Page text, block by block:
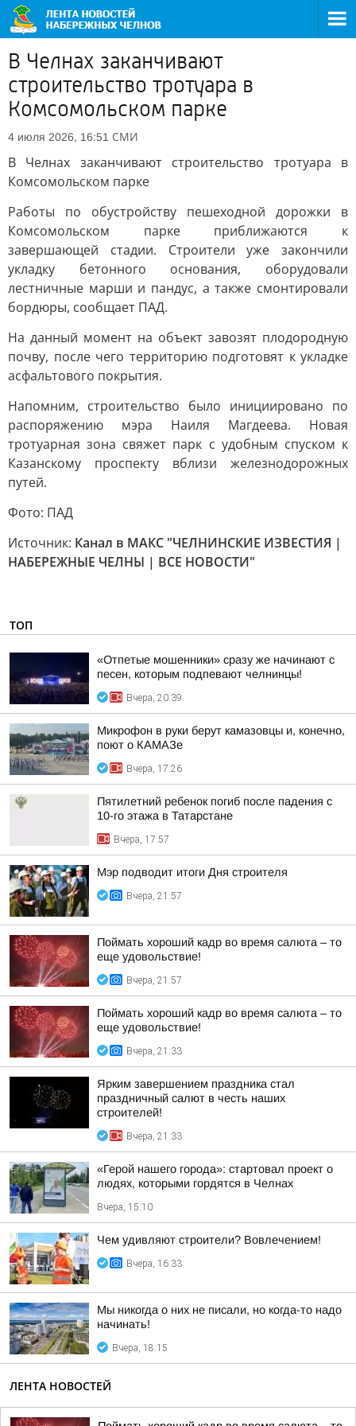
В Челнах заканчивают
строительство тротуара в
Комсомольском парке
4 июля 2026, 16:51 СМИ
В Челнах заканчивают строительство тротуара в
Комсомольском парке
Работы по обустройству пешеходной дорожки в
Комсомольском парке приближаются к
завершающей стадии. Строители уже закончили
укладку бетонного основания, оборудовали
лестничные марши и пандус, а также смонтировали
бордюры, сообщает ПАД.
На данный момент на объект завозят плодородную
почву, после чего территорию подготовят к укладке
асфальтового покрытия.
Напомним, строительство было инициировано по
распоряжению мэра Наиля Магдеева. Новая
тротуарная зона свяжет парк с удобным спуском к
Казанскому проспекту вблизи железнодорожных
путей.
Фото: ПАД
Источник: Канал в МАКС "ЧЕЛНИНСКИЕ ИЗВЕСТИЯ |
НАБЕРЕЖНЫЕ ЧЕЛНЫ | ВСЕ НОВОСТИ"
ТОП
«Отпетые мошенники» сразу же начинают с
песен, которым подпевают челнинцы!
Вчера, 20:39
Микрофон в руки берут камазовцы и, конечно,
поют о КАМАЗе
Вчера, 17:26
Пятилетний ребенок погиб после падения с
10-го этажа в Татарстане
Вчера, 17:57
Мэр подводит итоги Дня строителя
Вчера, 21:57
Поймать хороший кадр во время салюта – то
еще удовольствие!
Вчера, 21:57
Поймать хороший кадр во время салюта – то
еще удовольствие!
Вчера, 21:33
Ярким завершением праздника стал
праздничный салют в честь наших
строителей!
Вчера, 21:33
«Герой нашего города»: стартовал проект о
людях, которыми гордятся в Челнах
Вчера, 15:10
Чем удивляют строители? Вовлечением!
Вчера, 16:33
Мы никогда о них не писали, но когда-то надо
начинать!
Вчера, 18:15
ЛЕНТА НОВОСТЕЙ